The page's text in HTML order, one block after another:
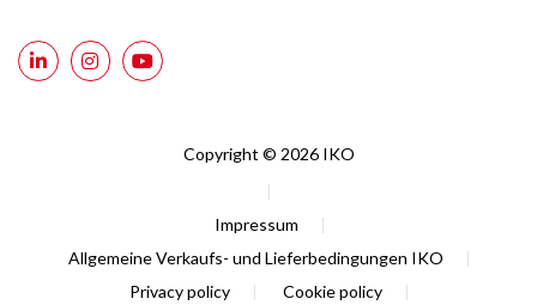
Copyright © 2026 IKO
|
Impressum
|
Allgemeine Verkaufs- und Lieferbedingungen IKO
|
Privacy policy
| Cookie policy |